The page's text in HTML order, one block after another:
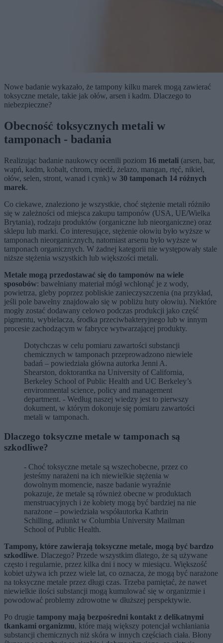
Nowe badanie wykazało, że tampony kilku marek mogą zawierać
toksyczne metale, takie jak ołów, arsen i kadm. Dlaczego to
niebezpieczne?
Obecność toksycznych metali w
tamponach - badania
Realizując badanie naukowcy ocenili poziom 16 metali (arsen, bar,
wapń, kadm, kobalt, chrom, miedź, żelazo, mangan, rtęć, nikiel,
ołów, selen, stront, wanad i cynk) w 30 tamponach 14 różnych
marek.
Co ciekawe, znaleziono je wszystkie, choć stężenie metali różniło
się w zależności od miejsca zakupu tamponów (USA, UE/Wielka
Brytania), rodzaju produktów (organiczne lub nieorganiczne) oraz
sklepu lub marki. Co interesujące, stężenie ołowiu było wyższe w
tamponach nieorganicznych, natomiast arsenu było wyższe w
tamponach organicznych. W żadnej kategorii nie występowały stale
niższe stężenia wszystkich lub większości metali.
Metale mogą przedostawać się do tamponów na wiele
sposobów: bawełniany materiał mógł wchłonąć je z wody,
powietrza, gleby poprzez pobliskie zanieczyszczenia (na przykład,
jeśli pole bawełny znajdowało się w pobliżu huty ołowiu). Niektóre
mogły zostać dodawany celowo podczas produkcji jako część
pigmentu, wybielacza, środka przeciwbakteryjnego lub w innym
procesie zachodzącym w fabryce wytwarzającej produkty.
Dotychczas w celu pomiaru zawartości substancji
chemicznych w tamponach przeprowadzono niewiele
badań – powiedziała główna autorka Jenni A.
Shearston, doktorantka na University of California,
Berkeley School of Public Health and UC Berkeley’s
environmental science, policy and management
department. - Według naszej wiedzy jest to pierwszy
dokument, w którym dokonuje się pomiaru zawartości
metali w tamponach.
Dlaczego toksyczne metale w tamponach są
szkodliwe?
- Choć toksyczne metale są wszechobecne, przez co
jesteśmy narażeni na ich niewielkie stężenia w
dowolnym momencie, nasze badanie wyraźnie
pokazuje, że metale są również obecne w produktach
menstruacyjnych i że kobiety mogą być bardziej na nie
narażone – powiedziała współautorka Kathrin
Schilling, adiunkt w Columbia University Mailman
School of Public Health.
Tampony, które zawierają toksyczne metale, mogą być bardzo
szkodliwe. Dlaczego? Przede wszystkim dlatego, że są używane
często i regularnie, przez kilka dni i nocy w miesiącu. Większość
kobiet używa ich przez wiele lat, co oznacza, że mogą być narażone
na toksyczne metale przez długi czas. Trzeba pamiętać, że nawet
niewielkie ilości substancji mogą kumulować się w organizmie i
powodować problemy zdrowotne w dłuższej perspektywie.
Po drugie tampony mają bezpośredni kontakt z delikatnymi
tkankami organizmu, które mają większy potencjał wchłaniania
substancji chemicznych niż skóra w innych częściach ciała. Błony